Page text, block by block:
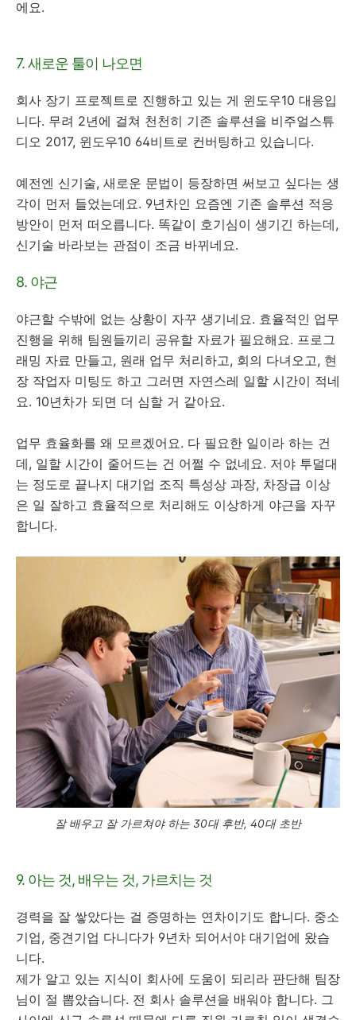
에요.
7. 새로운 툴이 나오면
회사 장기 프로젝트로 진행하고 있는 게 윈도우10 대응입
니다. 무려 2년에 걸쳐 천천히 기존 솔루션을 비주얼스튜
디오 2017, 윈도우10 64비트로 컨버팅하고 있습니다.
예전엔 신기술, 새로운 문법이 등장하면 써보고 싶다는 생
각이 먼저 들었는데요. 9년차인 요즘엔 기존 솔루션 적응
방안이 먼저 떠오릅니다. 똑같이 호기심이 생기긴 하는데,
신기술 바라보는 관점이 조금 바뀌네요.
8. 야근
야근할 수밖에 없는 상황이 자꾸 생기네요. 효율적인 업무
진행을 위해 팀원들끼리 공유할 자료가 필요해요. 프로그
래밍 자료 만들고, 원래 업무 처리하고, 회의 다녀오고, 현
장 작업자 미팅도 하고 그러면 자연스레 일할 시간이 적네
요. 10년차가 되면 더 심할 거 같아요.
업무 효율화를 왜 모르겠어요. 다 필요한 일이라 하는 건
데, 일할 시간이 줄어드는 건 어쩔 수 없네요. 저야 투덜대
는 정도로 끝나지 대기업 조직 특성상 과장, 차장급 이상
은 일 잘하고 효율적으로 처리해도 이상하게 야근을 자꾸
합니다.
잘 배우고 잘 가르쳐야 하는 30대 후반, 40대 초반
9. 아는 것, 배우는 것, 가르치는 것
경력을 잘 쌓았다는 걸 증명하는 연차이기도 합니다. 중소
기업, 중견기업 다니다가 9년차 되어서야 대기업에 왔습
니다.
제가 알고 있는 지식이 회사에 도움이 되리라 판단해 팀장
님이 절 뽑았습니다. 전 회사 솔루션을 배워야 합니다. 그